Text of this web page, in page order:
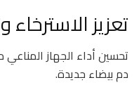
تعزيز الاسترخاء
تحسين أداء الجهاز المناعي
دم بيضاء جديدة.